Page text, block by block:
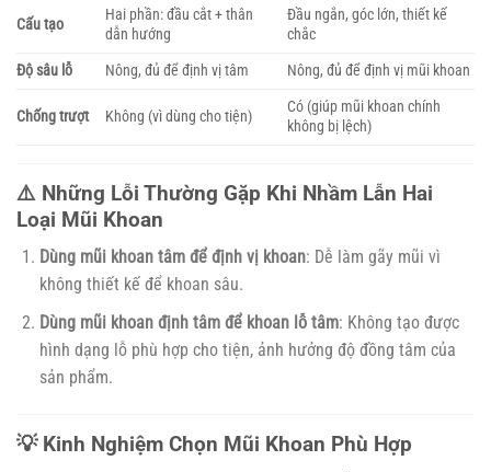
Cấu tạo
Hai phần: đầu cắt + thân
dẫn hướng
Đầu ngắn, góc lớn, thiết kế
chắc
Độ sâu lỗ
Nông, đủ để định vị tâm Nông, đủ để định vị mũi khoan
Chống trượt Không (vì dùng cho tiện)
Có (giúp mũi khoan chính
không bị lệch)
⚠️ Những Lỗi Thường Gặp Khi Nhầm Lẫn Hai
Loại Mũi Khoan
Dùng mũi khoan tâm để định vị khoan: Dễ làm gãy mũi vì
không thiết kế để khoan sâu.
Dùng mũi khoan định tâm để khoan lỗ tâm: Không tạo được
hình dạng lỗ phù hợp cho tiện, ảnh hưởng độ đồng tâm của
sản phẩm.
💡 Kinh Nghiệm Chọn Mũi Khoan Phù Hợp